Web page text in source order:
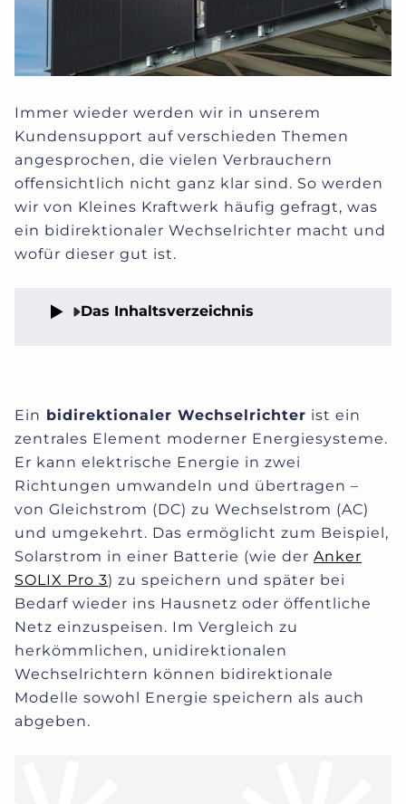
Immer wieder werden wir in unserem
Kundensupport auf verschieden Themen
angesprochen, die vielen Verbrauchern
offensichtlich nicht ganz klar sind. So werden
wir von Kleines Kraftwerk häufig gefragt, was
ein bidirektionaler Wechselrichter macht und
wofür dieser gut ist.
Das Inhaltsverzeichnis
Ein bidirektionaler Wechselrichter ist ein
zentrales Element moderner Energiesysteme.
Er kann elektrische Energie in zwei
Richtungen umwandeln und übertragen –
von Gleichstrom (DC) zu Wechselstrom (AC)
und umgekehrt. Das ermöglicht zum Beispiel,
Solarstrom in einer Batterie (wie der Anker
SOLIX Pro 3) zu speichern und später bei
Bedarf wieder ins Hausnetz oder öffentliche
Netz einzuspeisen. Im Vergleich zu
herkömmlichen, unidirektionalen
Wechselrichtern können bidirektionale
Modelle sowohl Energie speichern als auch
abgeben.